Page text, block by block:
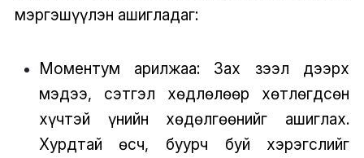
мэргэшүүлэн ашигладаг:
Моментум арилжаа: Зах зээл дээрх
мэдээ, сэтгэл хөдлөлөөр хөтлөгдсөн
хүчтэй үнийн хөдөлгөөнийг ашиглах.
Хурдтай өсч, буурч буй хэрэгслийг